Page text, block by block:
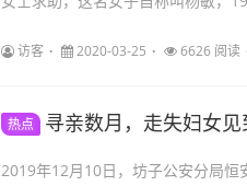
访客 2020-03-25 6626 阅读
热点 寻亲数月，走失妇女
2019年12月10日，坊子公安分局恒